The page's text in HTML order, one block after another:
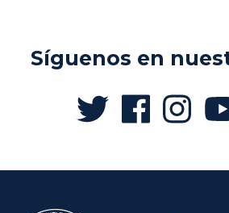
Síguenos en